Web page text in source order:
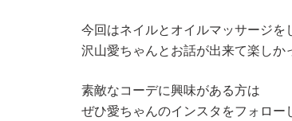
今回はネイルとオイルマッサージ
沢山愛ちゃんとお話が出来て楽しか
素敵なコーデに興味がある方は
ぜひ愛ちゃんのインスタをフォロー